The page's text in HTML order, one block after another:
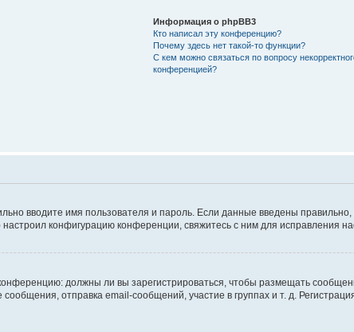
Информация о phpBB3
Кто написал эту конференцию?
Почему здесь нет такой-то функции?
С кем можно связаться по вопросу
конференцией?
вводите имя пользователя и пароль. Если данные введены
конфигурацию конференции, свяжитесь с ним для исправления
должны ли вы зарегистрироваться, чтобы размещать
отправка email-сообщений, участие в группах и т. д.